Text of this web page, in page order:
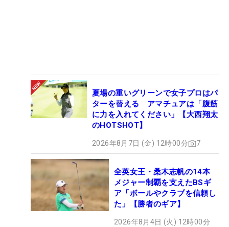
夏場の重いグリーンで女子プロはパ
ターを替える アマチュアは「腹筋
に力を入れてください」【大西翔太
のHOTSHOT】
2026年8月7日 (金) 12時00分 7
全英女王・桑木志帆の14本
メジャー制覇を支えたBSギ
ア「ボールやクラブを信頼し
た」【勝者のギア】
2026年8月4日 (火) 12時00分